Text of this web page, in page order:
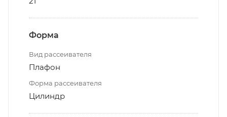
Форма
Вид рассеивателя
Плафон
Форма рассеивателя
Цилиндр